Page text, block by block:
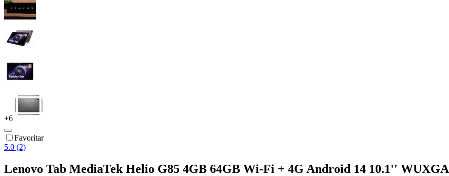
+6
Favoritar
5.0 (2)
Lenovo Tab MediaTek Helio G85 4GB 64GB Wi-Fi + 4G Android 14 10.1'' WUXGA